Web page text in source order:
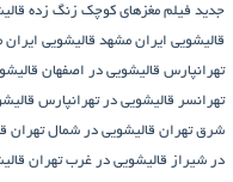
جدید فیلم مغزهای کوچک زنگ زده
قالیشویی ایران مشهد قالیشویی ایران
تهرانپارس قالیشویی در اصفهان
تهرانسر قالیشویی در تهرانپارس
شرق تهران قالیشویی در شمال تهران
در شیراز قالیشویی در غرب تهران